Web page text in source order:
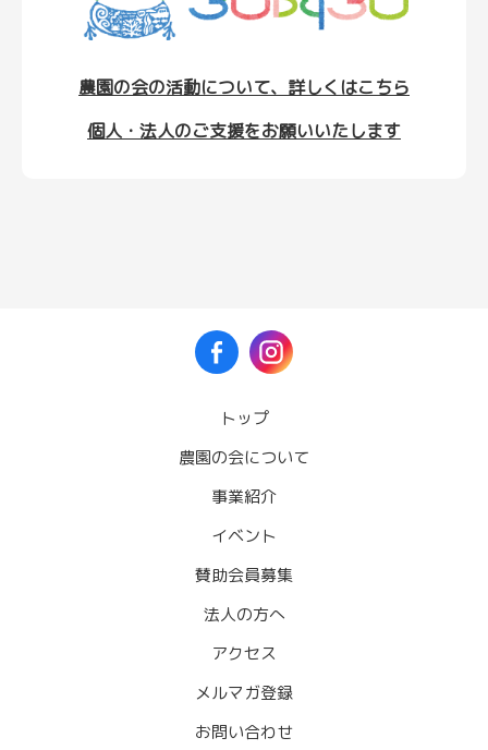
農園の会の活動について、詳しくはこちら
個人・法人のご支援をお願いいたします
トップ
農園の会について
事業紹介
イベント
賛助会員募集
法人の方へ
アクセス
メルマガ登録
お問い合わせ